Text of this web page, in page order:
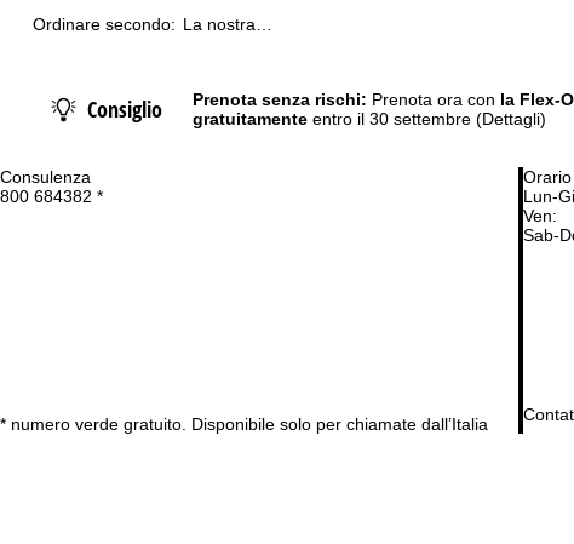
Consulenza
800 684382 *
* numero verde gratuito. Disponibile solo per chiamate dall’Italia
Lun-
Ven:
Sab-
Ordinare secondo: La nostra
Consiglio Prenota senza rischi: Prenota ora con la Flex-
gratuitamenteentro il 30 settembre (Dettagli)